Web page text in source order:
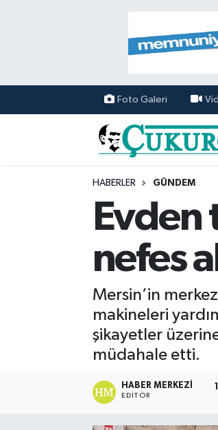
Foto Galeri
HABERLER GÜNDEM
nefes
Mersin’in
makineleri
şikayetler
müdahale etti.
HABER MERKEZI
EDITÖR
Mersin Nöbetçi Eczaneler
Mersin Hava Durumu
Mersin Namaz Vakitleri
Mersin Trafik Yoğunluk Haritası
Tüm Manşetler
Son Dakika Haberleri
Haber Arşivi